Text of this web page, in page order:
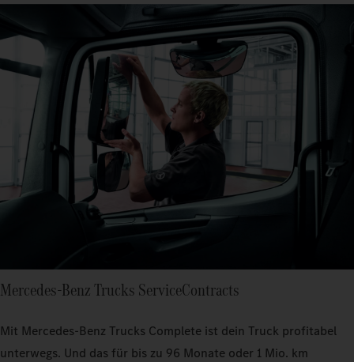
Mercedes‑Benz Trucks ServiceContracts
Mit Mercedes‑Benz Trucks Complete ist dein Truck profitabel
unterwegs. Und das für bis zu 96 Monate oder 1 Mio. km